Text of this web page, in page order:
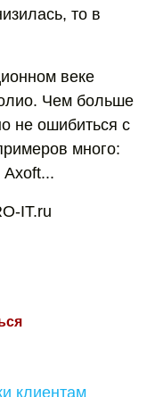
то в
веке
Чем больше
не ошибиться с
много:
Axoft...
IT.ru
клиентам